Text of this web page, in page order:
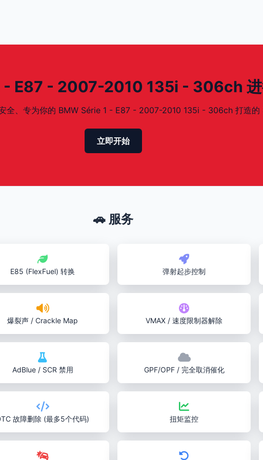
- E87 - 2007-2010 135i - 306ch 进
全、专为你的 BMW Série 1 - E87 - 2007-2010 135i - 306ch 打造的
立即开始
🚗 服务
E85 (FlexFuel) 转换 弹射起步控制
爆裂声 / Crackle Map VMAX / 速度限制器解除
AdBlue / SCR 禁用 GPF/OPF / 完全取消催化
故障删除 (最多5个代码) 扭矩监控